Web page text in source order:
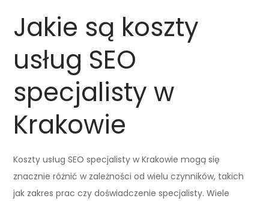
Jakie są koszty
usług SEO
specjalisty w
Krakowie
Koszty usług SEO specjalisty w Krakowie mogą się
znacznie różnić w zależności od wielu czynników, takich
jak zakres prac czy doświadczenie specjalisty. Wiele